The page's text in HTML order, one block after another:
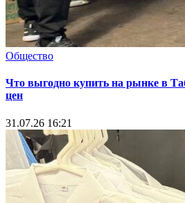
Общество
Что выгодно купить на рынке в
цен
31.07.26 16:21